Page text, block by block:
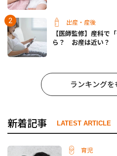
出産・産後
【医師監修】産科で
ら？ お産は近い？
ランキングを
新着記事 LATEST ARTICLE
育児